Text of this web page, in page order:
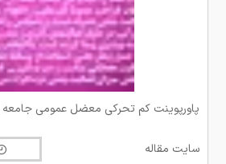
پاورپوینت کم تحرکی معضل عمومی جامعه
سایت مقاله